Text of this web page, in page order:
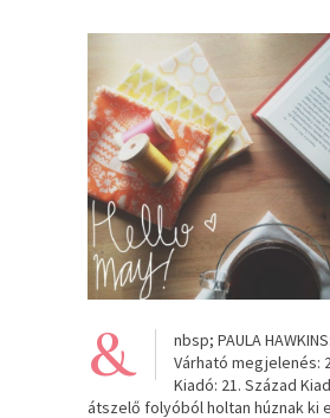
&
nbsp; PAULA
Várható megjelenés:
Kiadó: 21. Század
átszelő folyóból holtan húznak ki